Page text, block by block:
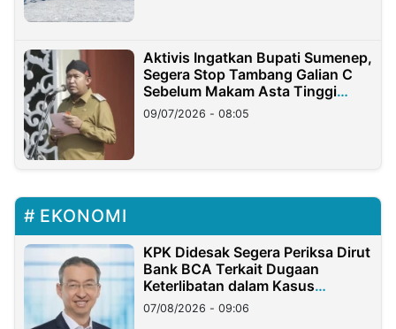
Aktivis Ingatkan Bupati Sumenep,
Segera Stop Tambang Galian C
Sebelum Makam Asta Tinggi
Longsor
09/07/2026 - 08:05
EKONOMI
KPK Didesak Segera Periksa Dirut
Bank BCA Terkait Dugaan
Keterlibatan dalam Kasus
Hilangnya Dana Nasabah Rp2,58
Miliar
07/08/2026 - 09:06